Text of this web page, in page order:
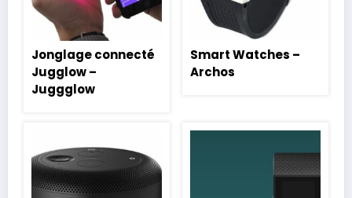
Jonglage connecté
Jugglow –
Juggglow
Smart Watches –
Archos